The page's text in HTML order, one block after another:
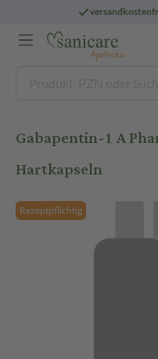
Gabapentin-1 A
Hartkapseln
Rezeptpflichtig